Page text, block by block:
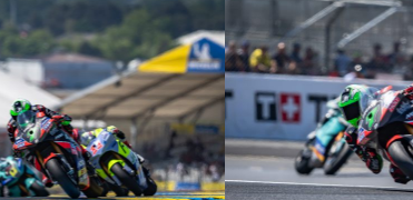
© R.Lekl